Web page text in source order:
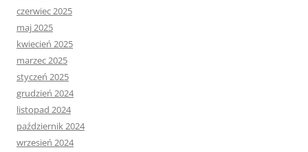
czerwiec 2025
maj 2025
kwiecień 2025
marzec 2025
styczeń 2025
grudzień 2024
listopad 2024
październik 2024
wrzesień 2024